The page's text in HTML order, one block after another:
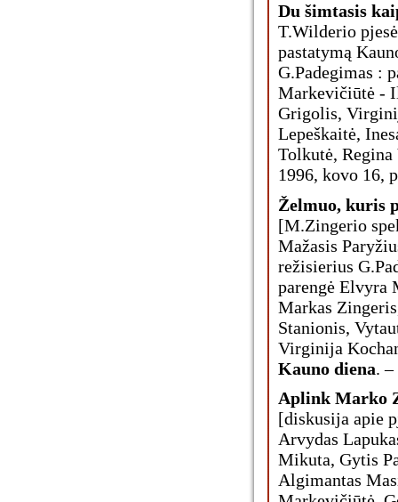
Du šimtasis
T.Wilderio
pastatymą
G.Padegimas :
Markevičiūtė -
Grigolis,
Lepeškaitė,
Tolkutė,
1996, kovo 16,
Želmuo, kuris
[M.Zingerio
Mažasis
režisierius
parengė
Markas
Stanionis,
Virginija
Kauno diena.
Aplink Marko
[diskusija apie
Arvydas
Mikuta, Gytis
Algimantas